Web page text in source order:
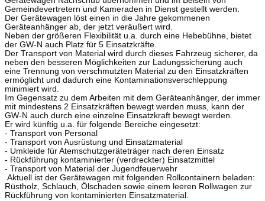
Gemeindevertretern und Kameraden in Dienst gestellt werden.
Der Gerätewagen löst einen in die Jahre gekommenen
Geräteanhänger ab, der jetzt veräußert wird.
Neben der größeren Flexibilität u.a. durch eine Hebebühne, bietet
der GW-N auch Platz für 5 Einsatzkräfte.
Der Transport von Material wird durch dieses Fahrzeug sicherer, da
neben den besseren Möglichkeiten zur Ladungssicherung auch
eine Trennung von verschmutzten Material zu den Einsatzkräften
ermöglicht und dadurch eine Kontaminationsverschleppung
minimiert wird.
Im Gegensatz zu dem Arbeiten mit dem Geräteanhänger, der immer
mit mindestens 2 Einsatzkräften bewegt werden muss, kann der
GW-N auch durch eine einzelne Einsatzkraft bewegt werden.
Er wird künftig u.a. für folgende Bereiche eingesetzt:
- Transport von Personal
- Transport von Ausrüstung und Einsatzmaterial
- Umkleide für Atemschutzgeräteträger nach deren Einsatz
- Rückführung kontaminierter (verdreckter) Einsatzmittel
- Transport von Material der Jugendfeuerwehr
Aktuell ist der Gerätewagen mit folgenden Rollcontainern beladen:
Rüstholz, Schlauch, Ölschaden sowie einem leeren Rollwagen zur
Rückführung von kontaminierten Einsatzmaterial.